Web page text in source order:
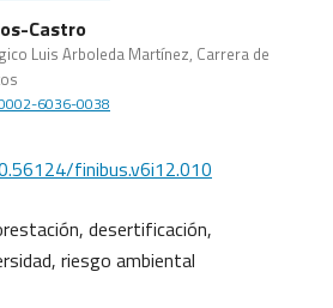
Castro
Luis Arboleda Martínez, Carrera de
6036-0038
finibus.v6i12.010
desertificación,
riesgo ambiental